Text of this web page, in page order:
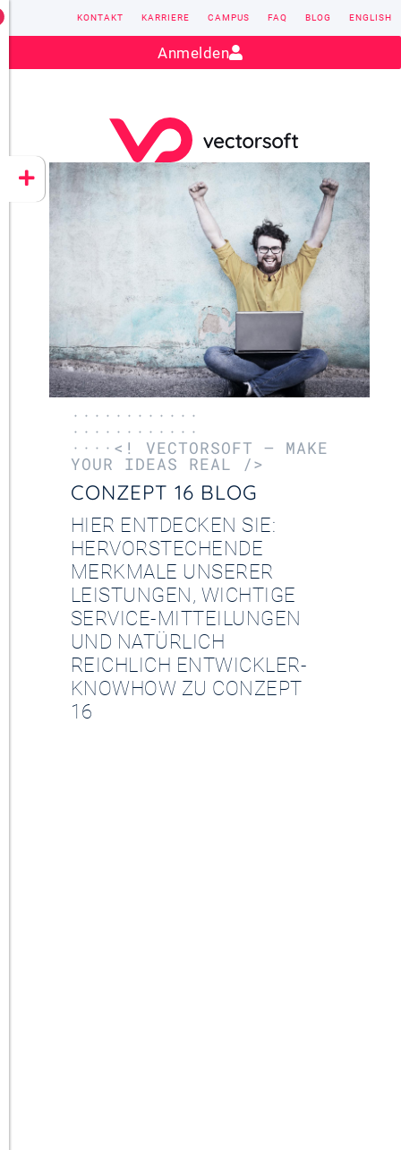
CONZEPT 16
YEET
Kontakt:sales@vectorsoft.de
KONTAKT KARRIERE CAMPUS FAQ BLOG ENGLISH
Anmelden
············
············
····<! VECTORSOFT – MAKE
YOUR IDEAS REAL />
CONZEPT 16 BLOG
HIER ENTDECKEN SIE:
HERVORSTECHENDE
MERKMALE UNSERER
LEISTUNGEN, WICHTIGE
SERVICE-MITTEILUNGEN
UND NATÜRLICH
REICHLICH ENTWICKLER-
KNOWHOW ZU CONZEPT
16